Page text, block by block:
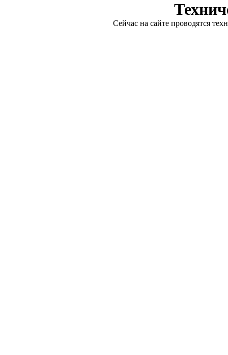
Сейчас на сайте проводятся